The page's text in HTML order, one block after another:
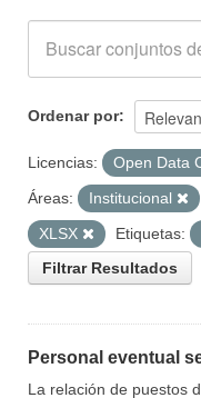
Ordenar por
Licencias:
Open Data
Áreas:
Institucional
XLSX
Etiquetas:
Filtrar Resultados
Personal eventual
La relación de puestos